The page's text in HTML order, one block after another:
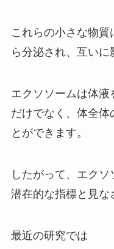
これらの小さな物
ら分泌され、互いに
エクソソームは体
だけでなく、体全体
とができます。
したがって、エク
潜在的な指標と見な
最近の研究では